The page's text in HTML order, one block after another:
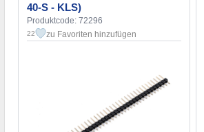
40-S - KLS)
Produktcode: 72296
22 zu Favoriten hinzufügen